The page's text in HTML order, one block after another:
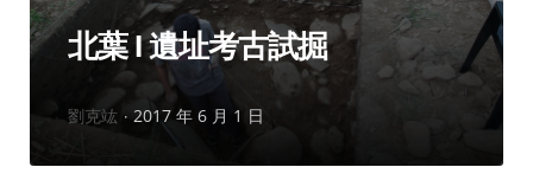
北葉 I 遺址考古試掘
作
劉克竑 2017 年 6 月 1 日